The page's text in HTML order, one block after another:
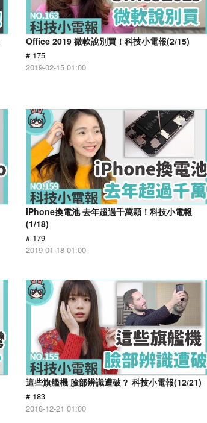
Office 2019 微軟說別買！科技小電報(2/15)
# 175
2019-02-15 01:00
iPhone換電池 去年超過千萬顆！科技小電報
(1/18)
# 179
2019-01-18 01:00
這些旗艦機 臉部辨識遭破？ 科技小電報(12/21)
# 183
2018-12-21 01:00